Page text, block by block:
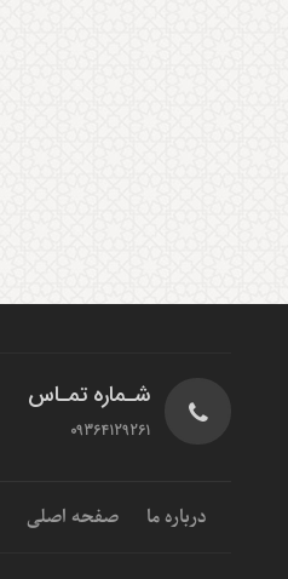
شـماره تمـاس
09364129261
درباره ما صفحه اصلی